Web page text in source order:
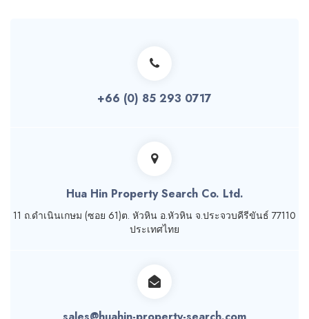
+66 (0) 85 293 0717
Hua Hin Property Search Co. Ltd.
11 ถ.ดำเนินเกษม (ซอย 61)ต. หัวหิน อ.หัวหิน จ.ประจวบคีรีขันธ์ 77110
ประเทศไทย